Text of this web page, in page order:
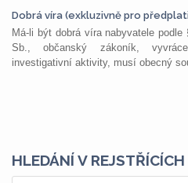
Dobrá víra (exkluzivně pro
Má-li být dobrá víra nabyvatele
Sb., občanský zákoník,
investigativní aktivity, musí obecný
HLEDÁNÍ V REJSTŘÍCÍCH